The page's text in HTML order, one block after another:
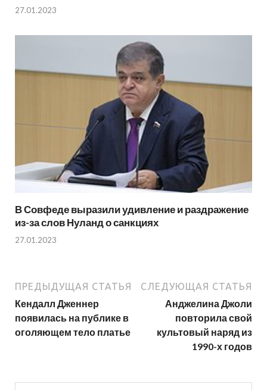
27.01.2023
В Совфеде выразили удивление и раздражение
из-за слов Нуланд о санкциях
27.01.2023
ПРЕДЫДУЩАЯ СТАТЬЯ
Кендалл Дженнер
появилась на публике в
оголяющем тело платье
СЛЕДУЮЩАЯ СТАТЬЯ
Анджелина Джоли
повторила свой
культовый наряд из
1990-х годов